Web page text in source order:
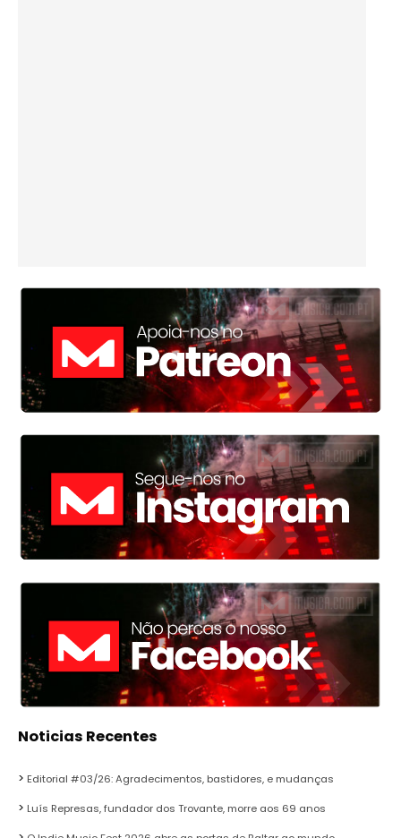
Noticias Recentes
Editorial #03/26: Agradecimentos, bastidores, e mudanças
Luís Represas, fundador dos Trovante, morre aos 69 anos